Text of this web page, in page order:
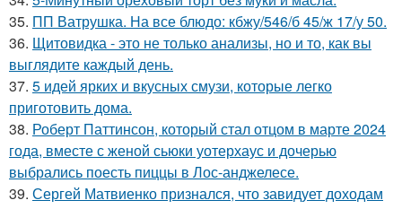
35. ПП Ватрушка. На все блюдо: кбжу/546/б 45/ж 17/у 50.
36. Щитовидка - это не только анализы, но и то, как вы
выглядите каждый день.
37. 5 идей ярких и вкусных смузи, которые легко
приготовить дома.
38. Роберт Паттинсон, который стал отцом в марте 2024
года, вместе с женой сьюки уотерхаус и дочерью
выбрались поесть пиццы в Лос-анджелесе.
39. Сергей Матвиенко признался, что завидует доходам